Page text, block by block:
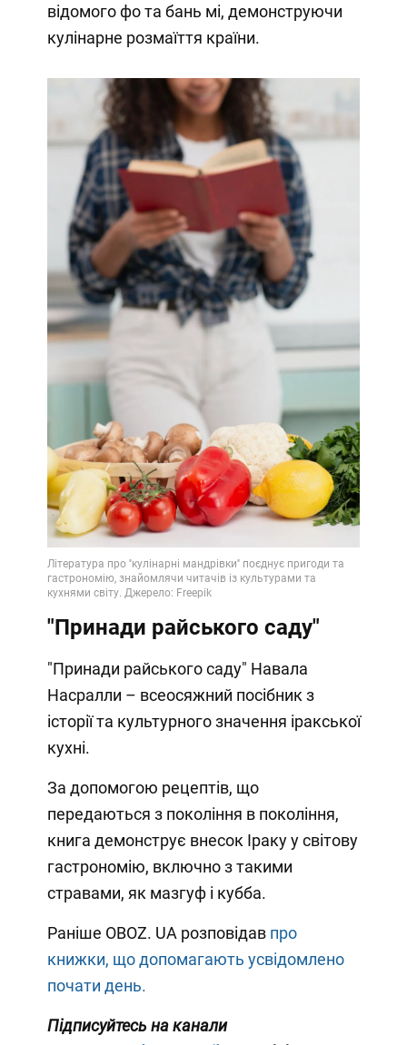
відомого фо та бань мі, демонструючи
кулінарне розмаїття країни.
"Принади райського саду"
"Принади райського саду" Навала
Насралли – всеосяжний посібник з
історії та культурного значення іракської
кухні.
За допомогою рецептів, що
передаються з покоління в покоління,
книга демонструє внесок Іраку у світову
гастрономію, включно з такими
стравами, як мазгуф і кубба.
Раніше OBOZ. UA розповідавпро
книжки, що допомагають усвідомлено
почати день.
Підписуйтесь на канали